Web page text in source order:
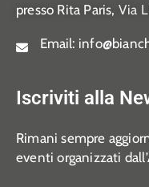
presso Rita Paris, Via
Email:
Iscriviti alla
Rimani sempre
eventi organizzati